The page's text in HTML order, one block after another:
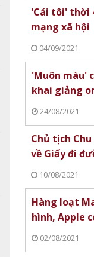
'Cái tôi' thời
mạng xã hội
04/09/2021
'Muôn màu'
khai giảng
24/08/2021
Chủ tịch
về Giấy đi
10/08/2021
Hàng loạt
hình, Apple
02/08/2021